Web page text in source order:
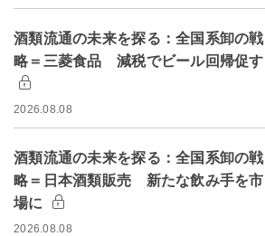
酒類流通の未来を探る：全国系卸の戦
略＝三菱食品 減税でビール回帰促す
2026.08.08
酒類流通の未来を探る：全国系卸の戦
略＝日本酒類販売 新たな飲み手を市
場に
2026.08.08